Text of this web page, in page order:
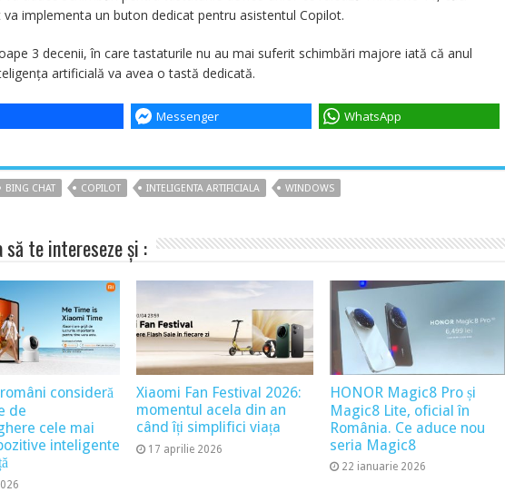
implementa un buton dedicat pentru asistentul Copilot.
3 decenii, în care tastaturile nu au mai suferit schimbări majore iată că anul
artificială va avea o tastă dedicată.
Messenger WhatsApp
BING CHAT COPILOT INTELIGENTA ARTIFICIALA WINDOWS
te intereseze și :
consideră
de
cele mai
inteligente
Xiaomi Fan Festival 2026:
momentul acela din an
când îți simplifici viața
17 aprilie 2026
HONOR Magic8 Pro și
Magic8 Lite, oficial în
România. Ce aduce nou
seria Magic8
22 ianuarie 2026